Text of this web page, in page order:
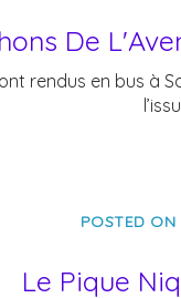
De
rendus en bus
POSTED ON
Le Pique